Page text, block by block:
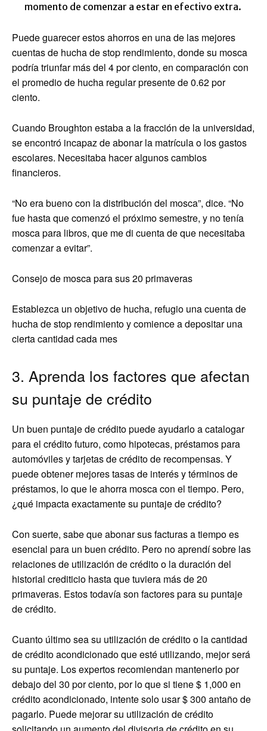
momento de comenzar a estar en efectivo extra.
Puede guarecer estos ahorros en una de las mejores
cuentas de hucha de stop rendimiento, donde su mosca
podría triunfar más del 4 por ciento, en comparación con
el promedio de hucha regular presente de 0.62 por
ciento.
Cuando Broughton estaba a la fracción de la universidad,
se encontró incapaz de abonar la matrícula o los gastos
escolares. Necesitaba hacer algunos cambios
financieros.
“No era bueno con la distribución del mosca”, dice. “No
fue hasta que comenzó el próximo semestre, y no tenía
mosca para libros, que me di cuenta de que necesitaba
comenzar a evitar”.
Consejo de mosca para sus 20 primaveras
Establezca un objetivo de hucha, refugio una cuenta de
hucha de stop rendimiento y comience a depositar una
cierta cantidad cada mes
3. Aprenda los factores que afectan
su puntaje de crédito
Un buen puntaje de crédito puede ayudarlo a catalogar
para el crédito futuro, como hipotecas, préstamos para
automóviles y tarjetas de crédito de recompensas. Y
puede obtener mejores tasas de interés y términos de
préstamos, lo que le ahorra mosca con el tiempo. Pero,
¿qué impacta exactamente su puntaje de crédito?
Con suerte, sabe que abonar sus facturas a tiempo es
esencial para un buen crédito. Pero no aprendí sobre las
relaciones de utilización de crédito o la duración del
historial crediticio hasta que tuviera más de 20
primaveras. Estos todavía son factores para su puntaje
de crédito.
Cuanto último sea su utilización de crédito o la cantidad
de crédito acondicionado que esté utilizando, mejor será
su puntaje. Los expertos recomiendan mantenerlo por
debajo del 30 por ciento, por lo que si tiene $ 1,000 en
crédito acondicionado, intente solo usar $ 300 antaño de
pagarlo. Puede mejorar su utilización de crédito